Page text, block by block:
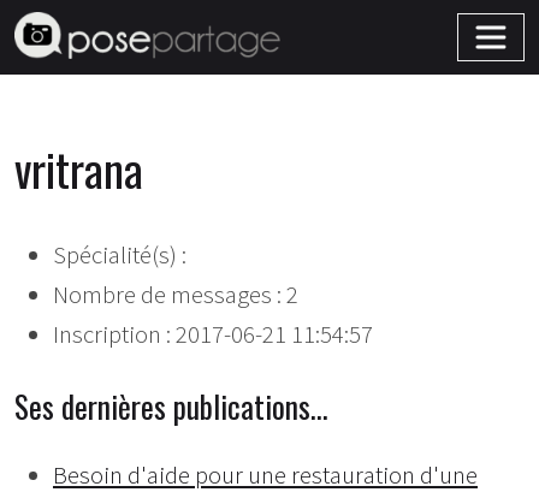
vritrana
Spécialité(s) :
Nombre de messages : 2
Inscription : 2017-06-21 11:54:57
Ses dernières publications…
Besoin d'aide pour une restauration d'une